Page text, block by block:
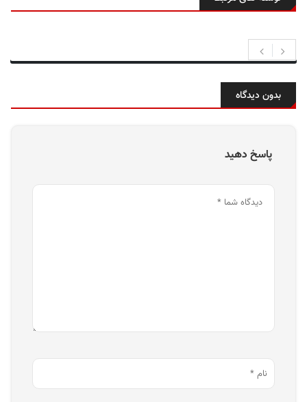
بدون دیدگاه
پاسخ دهید